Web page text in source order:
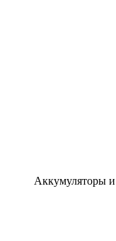
Аккумуляторы и